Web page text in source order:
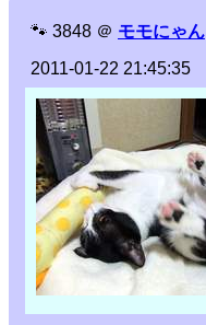
🐾 3848 ＠ モモにゃん
2011-01-22 21:45:35